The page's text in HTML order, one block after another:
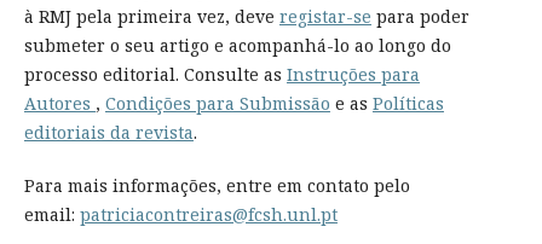
à RMJ pela primeira vez, deve registar-se para poder
submeter o seu artigo e acompanhá-lo ao longo do
processo editorial. Consulte as Instruções para
Autores , Condições para Submissão e as Políticas
editoriais da revista.
Para mais informações, entre em contato pelo
email: patriciacontreiras@fcsh.unl.pt